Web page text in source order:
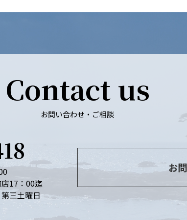
Contact us
お問い合わせ・ご相談
17：00迄
三土曜日
お